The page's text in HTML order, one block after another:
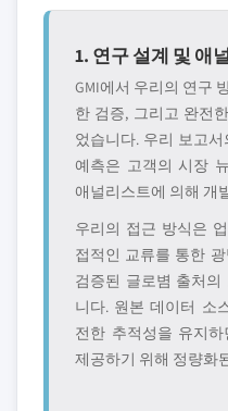
1. 연구 설계 및 애
GMI에서 우리의 연구
한 검증, 그리고 완전
었습니다. 우리 보고
예측은 고객의 시장
애널리스트에 의해 개
우리의 접근 방식은
접적인 교류를 통한
검증된 글로볌 출처
니다. 원본 데이터 소
전한 추적성을 유지
제공하기 위해 정량화